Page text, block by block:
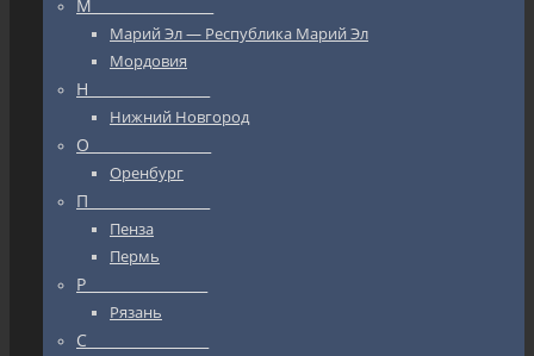
М_________________
Марий Эл — Республика Марий Эл
Мордовия
Н_________________
Нижний Новгород
О_________________
Оренбург
П_________________
Пенза
Пермь
Р_________________
Рязань
С_________________